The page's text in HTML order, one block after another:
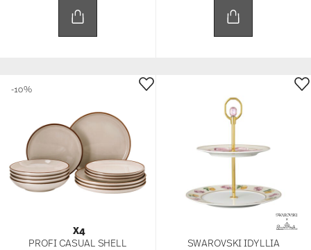
X4
PROFI CASUAL SHELL
-10%
SWAROVSKI IDYLLIA